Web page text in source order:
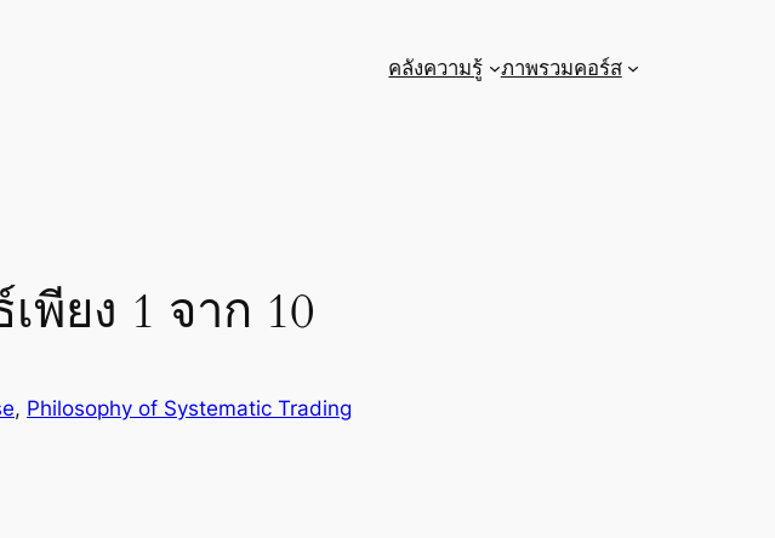
คลังความรู้ ภาพรวมคอร์ส
พียง 1 จาก 10
, Philosophy of Systematic Trading